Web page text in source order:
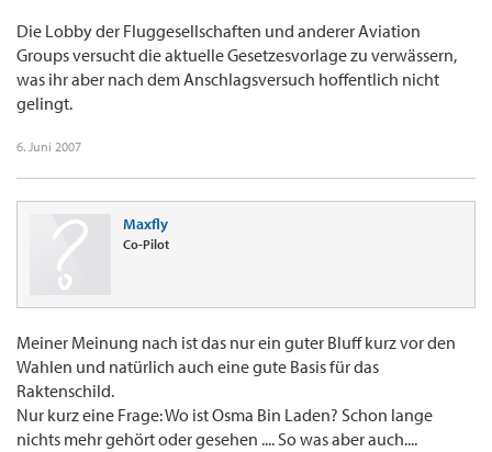
Die Lobby der Fluggesellschaften und anderer Aviation
Groups versucht die aktuelle Gesetzesvorlage zu verwässern,
was ihr aber nach dem Anschlagsversuch hoffentlich nicht
gelingt.
6. Juni 2007
Maxfly
Co-Pilot
Meiner Meinung nach ist das nur ein guter Bluff kurz vor den
Wahlen und natürlich auch eine gute Basis für das
Raktenschild.
Nur kurz eine Frage: Wo ist Osma Bin Laden? Schon lange
nichts mehr gehört oder gesehen .... So was aber auch....